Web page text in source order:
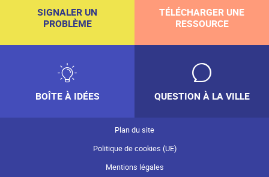
SIGNALER UN
PROBLÈME
TÉLÉCHARGER UNE
RESSOURCE
BOÎTE À IDÉES QUESTION À LA VILLE
Plan du site
Politique de cookies (UE)
Mentions légales